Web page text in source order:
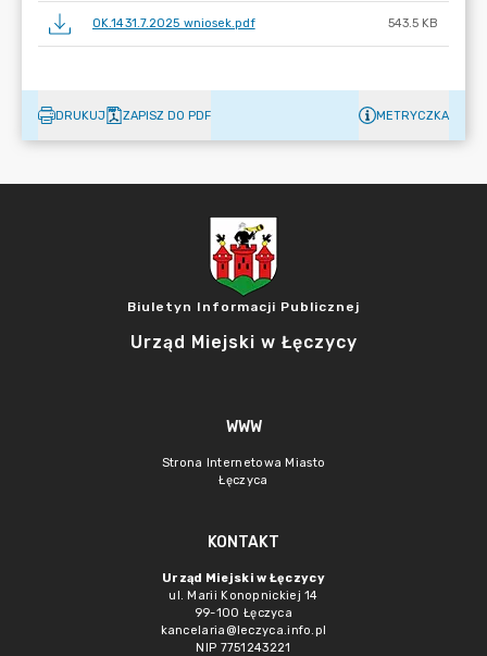
OK.1431.7.2025 wniosek.pdf 543.5 KB
DRUKUJ ZAPISZ DO PDF METRYCZKA
Biuletyn Informacji Publicznej
Urząd Miejski w Łęczycy
WWW
Strona Internetowa Miasto
Łęczyca
KONTAKT
Urząd Miejski w Łęczycy
ul. Marii Konopnickiej 14
99-100 Łęczyca
kancelaria@leczyca.info.pl
NIP 7751243221